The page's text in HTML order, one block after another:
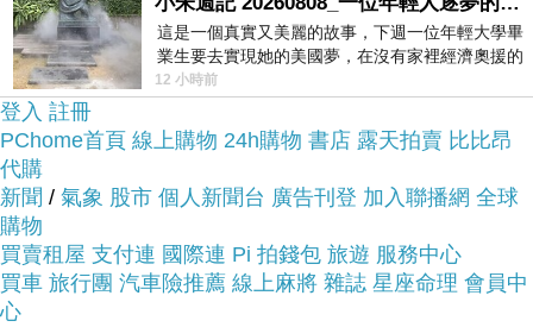
找了很多【東方翡翠寶石】財神爺A貨天然翡翠吊墜
花件-白翡、糯種、些微透光-CG004(翡翠項鍊、翡
翠玉珮)評論跟比價的結果，還有哪裡買最便宜划
算，發現它真的很不錯!!
而且在網路上購買，
賞期，不滿意可以退貨也不用擔心買
這是一個真實又美麗的故事，下週一位年輕大學畢
業生要去實現她的美國夢，在沒有家裡經濟奧援的
情況下，靠著自我努力工作累積出國基
12 小時前
登入 註冊
PChome首頁 線上購物 24h購物 書店 露天拍賣 比比昂
代購
新聞 / 氣象 股市 個人新聞台 廣告刊登 加入聯播網 全球
購物
買賣租屋 支付連 國際連 Pi 拍錢包 旅遊 服務中心
買車 旅行團 汽車險推薦 線上麻將 雜誌 星座命理 會員中
心